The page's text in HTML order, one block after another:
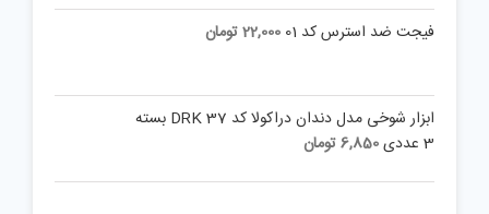
فیجت ضد استرس کد 01 22,000تومان
ابزار شوخی مدل دندان دراکولا کد DRK 37 بسته
3 عددی
6,850تومان